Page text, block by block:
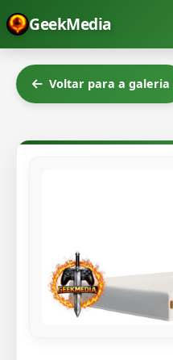
GeekMedia
Voltar para a galeria